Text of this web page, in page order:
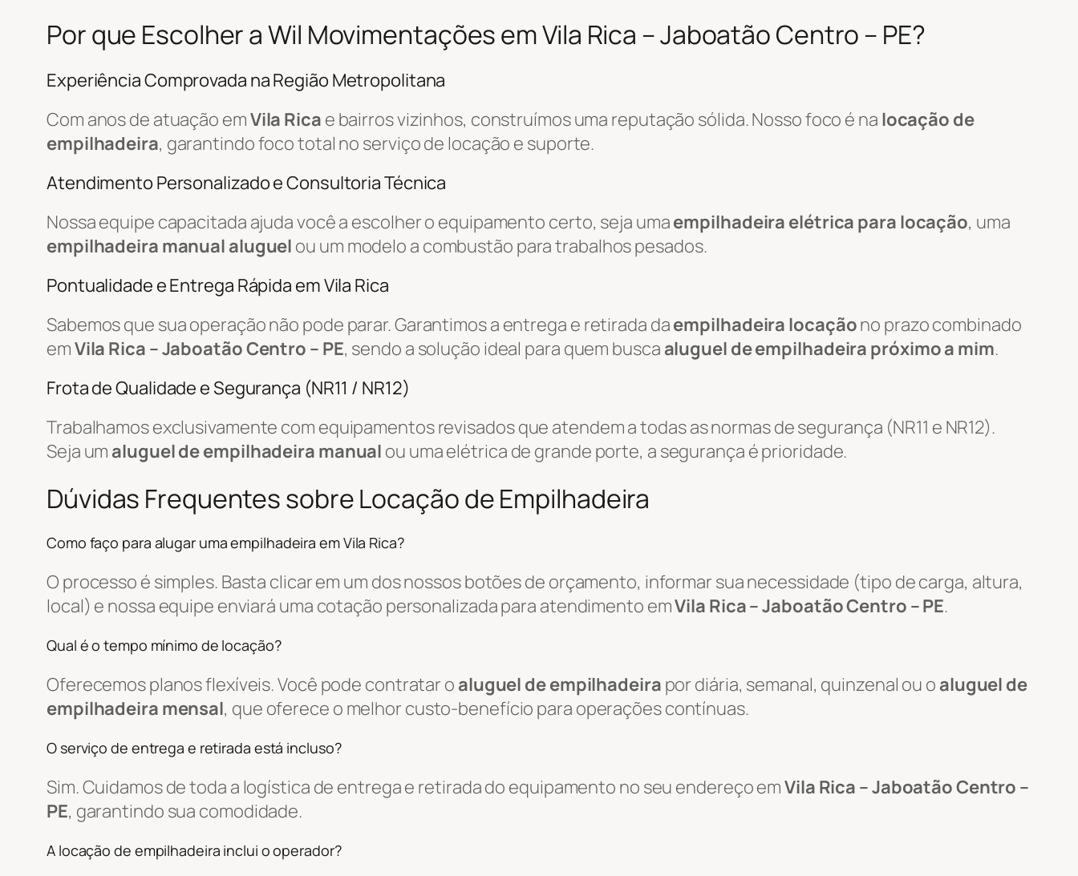
Por que Escolher a Wil Movimentações em Vila Rica – Jaboatão Centro – PE?
Experiência Comprovada na Região Metropolitana
Com anos de atuação emVila Rica e bairros vizinhos, construímos uma reputação sólida. Nosso foco é na locação de
empilhadeira, garantindo foco total no serviço de locação e suporte.
Atendimento Personalizado e Consultoria Técnica
Nossa equipe capacitada ajuda você a escolher o equipamento certo, seja umaempilhadeira elétrica para locação, uma
empilhadeira manual aluguel ou um modelo a combustão para trabalhos pesados.
Pontualidade e Entrega Rápida em Vila Rica
Sabemos que sua operação não pode parar. Garantimos a entrega e retirada daempilhadeira locaçãono prazo combinado
emVila Rica – Jaboatão Centro – PE, sendo a solução ideal para quem busca aluguel de empilhadeira próximo a mim.
Frota de Qualidade e Segurança (NR11 / NR12)
Trabalhamos exclusivamente com equipamentos revisados que atendem a todas as normas de segurança (NR11 e NR12).
Seja um aluguel de empilhadeira manual ou uma elétrica de grande porte, a segurança é prioridade.
Dúvidas Frequentes sobre Locação de Empilhadeira
Como faço para alugar uma empilhadeira em Vila Rica?
O processo é simples. Basta clicar em um dos nossos botões de orçamento, informar sua necessidade (tipo de carga, altura,
local) e nossa equipe enviará uma cotação personalizada para atendimento emVila Rica – Jaboatão Centro – PE.
Qual é o tempo mínimo de locação?
Oferecemos planos flexíveis. Você pode contratar o aluguel de empilhadeira por diária, semanal, quinzenal ou o aluguel de
empilhadeira mensal, que oferece o melhor custo-benefício para operações contínuas.
O serviço de entrega e retirada está incluso?
Sim. Cuidamos de toda a logística de entrega e retirada do equipamento no seu endereço emVila Rica – Jaboatão Centro –
PE, garantindo sua comodidade.
A locação de empilhadeira inclui o operador?